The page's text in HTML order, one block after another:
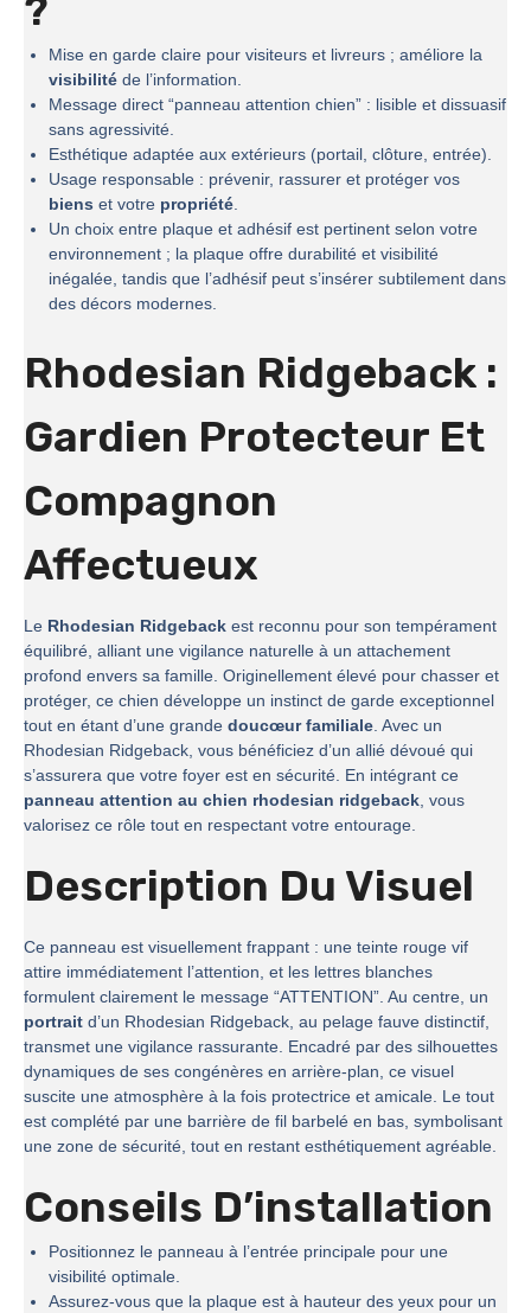
?
Mise en garde claire pour visiteurs et livreurs ; améliore la
visibilité de l’information.
Message direct “panneau attention chien” : lisible et dissuasif
sans agressivité.
Esthétique adaptée aux extérieurs (portail, clôture, entrée).
Usage responsable : prévenir, rassurer et protéger vos
biens et votre propriété.
Un choix entre plaque et adhésif est pertinent selon votre
environnement ; la plaque offre durabilité et visibilité
inégalée, tandis que l’adhésif peut s’insérer subtilement dans
des décors modernes.
Rhodesian Ridgeback :
Gardien Protecteur Et
Compagnon
Affectueux
Le Rhodesian Ridgeback est reconnu pour son tempérament
équilibré, alliant une vigilance naturelle à un attachement
profond envers sa famille. Originellement élevé pour chasser et
protéger, ce chien développe un instinct de garde exceptionnel
tout en étant d’une grande doucœur familiale. Avec un
Rhodesian Ridgeback, vous bénéficiez d’un allié dévoué qui
s’assurera que votre foyer est en sécurité. En intégrant ce
panneau attention au chien rhodesian ridgeback, vous
valorisez ce rôle tout en respectant votre entourage.
Description Du Visuel
Ce panneau est visuellement frappant : une teinte rouge vif
attire immédiatement l’attention, et les lettres blanches
formulent clairement le message “ATTENTION”. Au centre, un
portrait d’un Rhodesian Ridgeback, au pelage fauve distinctif,
transmet une vigilance rassurante. Encadré par des silhouettes
dynamiques de ses congénères en arrière-plan, ce visuel
suscite une atmosphère à la fois protectrice et amicale. Le tout
est complété par une barrière de fil barbelé en bas, symbolisant
une zone de sécurité, tout en restant esthétiquement agréable.
Conseils D’installation
Positionnez le panneau à l’entrée principale pour une
visibilité optimale.
Assurez-vous que la plaque est à hauteur des yeux pour un